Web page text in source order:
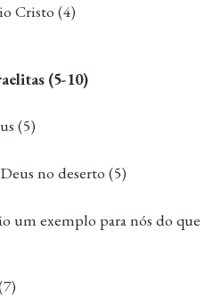
Cristo (4)
(5-10)
(5)
no deserto (5)
um exemplo para nós do que